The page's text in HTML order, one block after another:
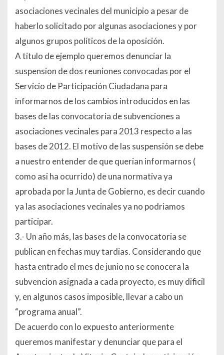
asociaciones vecinales del municipio a pesar de
haberlo solicitado por algunas asociaciones y por
algunos grupos políticos de la oposición.
A titulo de ejemplo queremos denunciar la
suspension de dos reuniones convocadas por el
Servicio de Participación Ciudadana para
informarnos de los cambios introducidos en las
bases de las convocatoria de subvenciones a
asociaciones vecinales para 2013 respecto a las
bases de 2012. El motivo de las suspensión se debe
a nuestro entender de que querian informarnos (
como asi ha ocurrido) de una normativa ya
aprobada por la Junta de Gobierno, es decir cuando
ya las asociaciones vecinales ya no podriamos
participar.
3.- Un año más, las bases de la convocatoria se
publican en fechas muy tardias. Considerando que
hasta entrado el mes de junio no se conocera la
subvencion asignada a cada proyecto, es muy dificil
y, en algunos casos imposible, llevar a cabo un
“programa anual”.
De acuerdo con lo expuesto anteriormente
queremos manifestar y denunciar que para el